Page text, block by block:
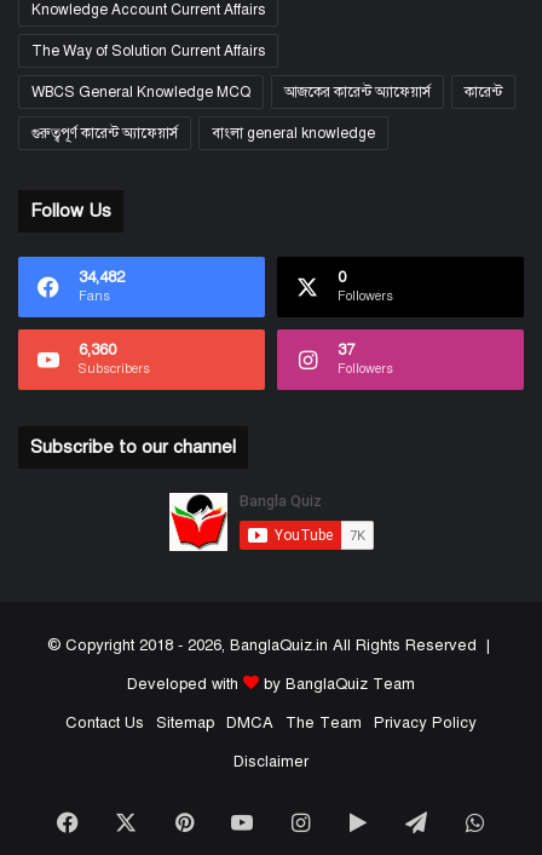
Knowledge Account Current Affairs
The Way of Solution Current Affairs
WBCS General Knowledge MCQ আজকের কারেন্ট অ্যাফেয়ার্স কারেন্ট
গুরুত্বপূর্ণ কারেন্ট অ্যাফেয়ার্স বাংলা general knowledge
Follow Us
34,482
Fans
0
Followers
6,360
Subscribers
37
Followers
Subscribe to our channel
© Copyright 2018 - 2026, BanglaQuiz.in All Rights Reserved |
Developed with
by BanglaQuiz Team
Contact Us
Sitemap DMCA The Team
Privacy Policy
Disclaimer
Facebook PinterestYouTubeInstagram
GoogleTelegram